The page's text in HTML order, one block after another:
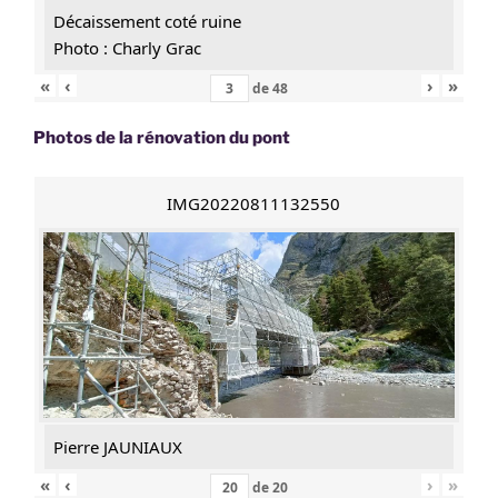
Décaissement coté ruine
Photo : Charly Grac
«
‹ de48 › »
Photos de la rénovation du pont
IMG20220811132550
Pierre JAUNIAUX
«
‹ de20 › »